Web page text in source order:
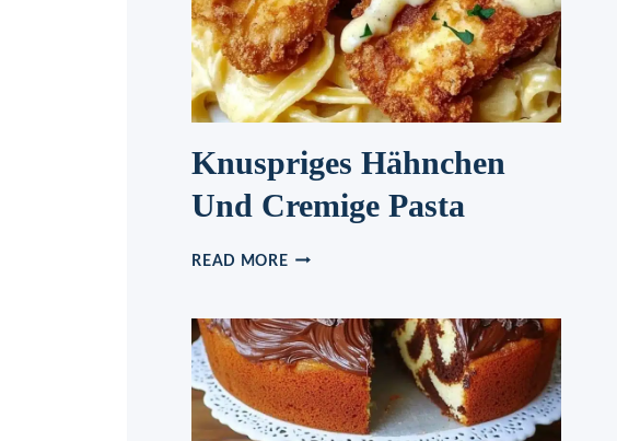
Knuspriges Hähnchen
Und Cremige Pasta
READ MOREKNUSPRIGES
CREMIGE
PASTA